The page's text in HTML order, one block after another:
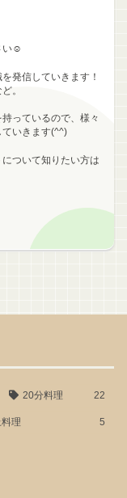
い☺
発信していきます！
。
っているので、様々
ていきます(^^)
ついて知りたい方は
20分料理 22
理 5